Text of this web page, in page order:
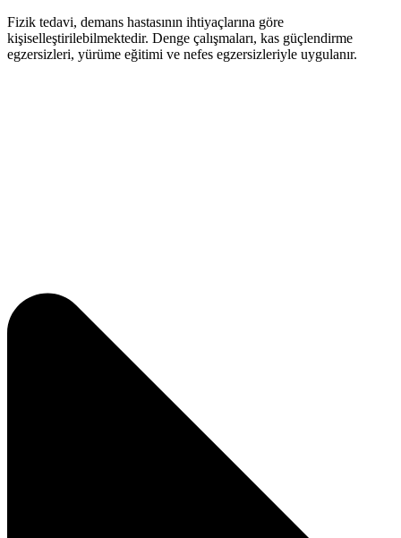
Fizik tedavi, demans hastasının ihtiyaçlarına göre
kişiselleştirilebilmektedir. Denge çalışmaları, kas güçlendirme
egzersizleri, yürüme eğitimi ve nefes egzersizleriyle uygulanır.